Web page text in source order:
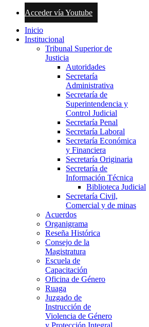
Acceder vía Youtube
Inicio
Institucional
Tribunal Superior de
Justicia
Autoridades
Secretaría
Administrativa
Secretaría de
Superintendencia y
Control Judicial
Secretaría Penal
Secretaría Laboral
Secretaría Económica
y Financiera
Secretaría Originaria
Secretaría de
Información Técnica
Biblioteca Judicial
Secretaría Civil,
Comercial y de minas
Acuerdos
Organigrama
Reseña Histórica
Consejo de la
Magistratura
Escuela de
Capacitación
Oficina de Género
Ruaga
Juzgado de
Instrucción de
Violencia de Género
y Protección Integral